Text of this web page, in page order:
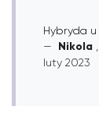
Hybryda u
Nikola
luty 2023